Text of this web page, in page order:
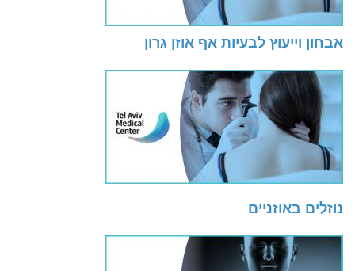
אבחון וייעוץ לבעיות אף אוזן גרון
נוזלים באוזניים